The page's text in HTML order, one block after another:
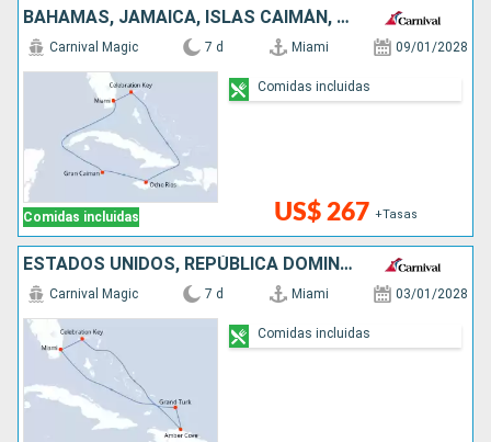
BAHAMAS, JAMAICA, ISLAS CAIMÁN, ESTADOS UNIDOS
Comidas incluidas
Carnival Magic 7 d Miami 09/01/2028
US$ 267 +Tasas
Comidas incluidas
ESTADOS UNIDOS, REPÚBLICA DOMINICANA, BAHAMAS
Carnival Magic 7 d Miami 03/01/2028
Comidas incluidas